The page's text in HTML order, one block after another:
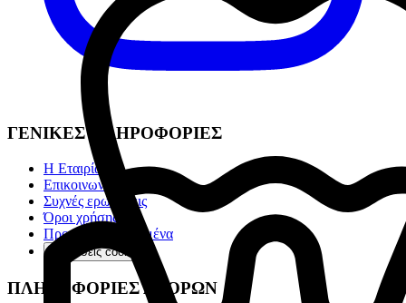
ΓΕΝΙΚΕΣ ΠΛΗΡΟΦΟΡΙΕΣ
Η Εταιρία
Επικοινωνία
Συχνές ερωτήσεις
Όροι χρήσης
Προσωπικά Δεδομένα
Ρυθμίσεις cookies
ΠΛΗΡΟΦΟΡΙΕΣ ΑΓΟΡΩΝ